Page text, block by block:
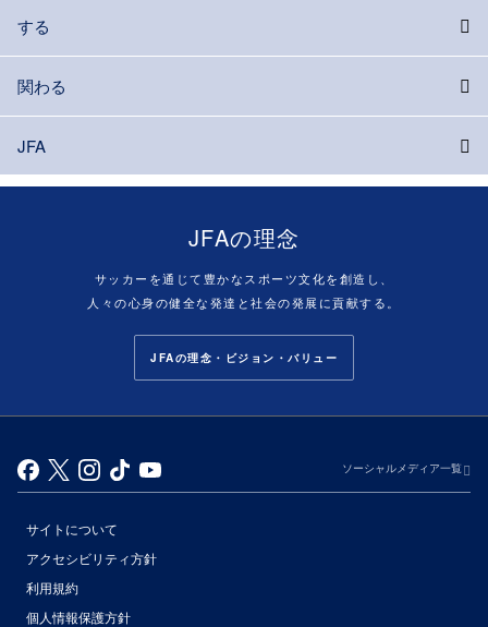
する
関わる
JFA
JFAの理念
サッカーを通じて豊かなスポーツ文化を創造し、
人々の心身の健全な発達と社会の発展に貢献する。
JFAの理念・ビジョン・バリュー
ソーシャルメディア一覧
サイトについて
アクセシビリティ方針
利用規約
個人情報保護方針